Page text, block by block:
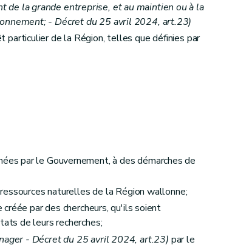
de la grande entreprise, et au maintien ou à la
- Décret du 25 avril 2024, art.23)
de la Région, telles que définies par
par le Gouvernement, à des démarches de
naturelles de la Région wallonne;
par des chercheurs, qu'ils soient
de leurs recherches;
- Décret du 25 avril 2024, art.23) par le